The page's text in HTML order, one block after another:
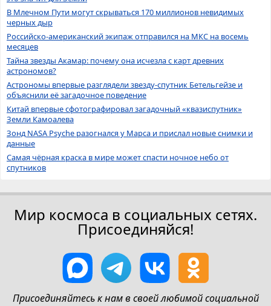
В Млечном Пути могут скрываться 170 миллионов невидимых
черных дыр
Российско-американский экипаж отправился на МКС на восемь
месяцев
Тайна звезды Акамар: почему она исчезла с карт древних
астрономов?
Астрономы впервые разглядели звезду-спутник Бетельгейзе и
объяснили её загадочное поведение
Китай впервые сфотографировал загадочный «квазиспутник»
Земли Камоалева
Зонд NASA Psyche разогнался у Марса и прислал новые снимки и
данные
Самая чёрная краска в мире может спасти ночное небо от
спутников
Мир космоса в социальных сетях.
Присоединяйся!
Присоединяйтесь к нам в своей любимой социальной